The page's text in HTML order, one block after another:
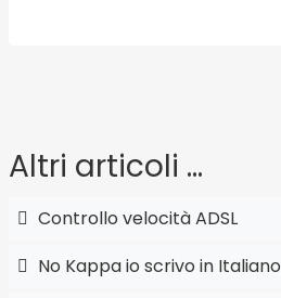
Altri articoli …
Controllo velocità ADSL
No Kappa io scrivo in Italiano